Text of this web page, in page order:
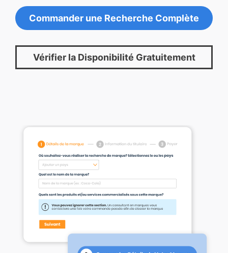
Commander une Recherche Complète
Vérifier la Disponibilité Gratuitement